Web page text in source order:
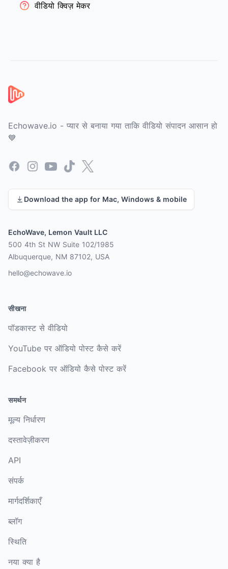
वीडियो क्विज़ मेकर
Echowave.io - प्यार से बनाया गया ताकि वीडियो संपादन आसान हो
💙
Facebook
InstagramYouTubeTikTok
X
Download the app for Mac, Windows & mobile
EchoWave, Lemon Vault LLC
500 4th St NW Suite 102/1985
Albuquerque, NM 87102, USA
hello@echowave.io
सीखना
पॉडकास्ट से वीडियो
YouTube पर ऑडियो पोस्ट कैसे करें
Facebook पर ऑडियो कैसे पोस्ट करें
समर्थन
मूल्य निर्धारण
दस्तावेज़ीकरण
API
संपर्क
मार्गदर्शिकाएँ
ब्लॉग
स्थिति
नया क्या है